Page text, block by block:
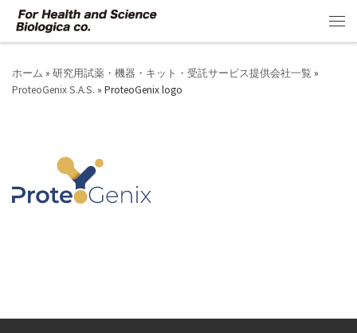
コンテンツへスキップ
ホーム » 研究用試薬・機器・キット・受託サービス提供会社一覧 »
ProteoGenix S.A.S. » ProteoGenix logo